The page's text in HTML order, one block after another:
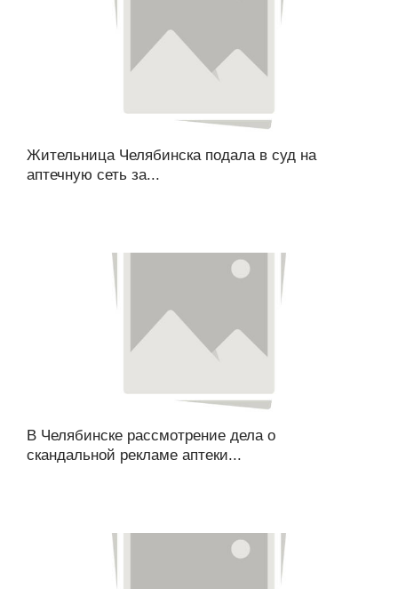
Жительница Челябинска подала в суд на
аптечную сеть за...
В Челябинске рассмотрение дела о
скандальной рекламе аптеки...